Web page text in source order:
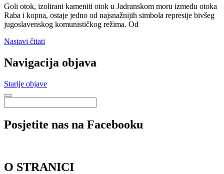
Goli otok, izolirani kameniti otok u Jadranskom moru između otoka
Raba i kopna, ostaje jedno od najsnažnijih simbola represije bivšeg
jugoslavenskog komunističkog režima. Od
Nastavi čitati
Navigacija objava
Starije objave
Posjetite nas na Facebooku
O STRANICI